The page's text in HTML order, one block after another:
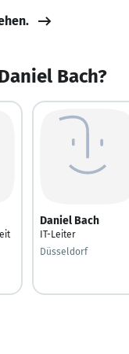
Bach?
Daniel Bach
IT-Leiter
Düsseldorf